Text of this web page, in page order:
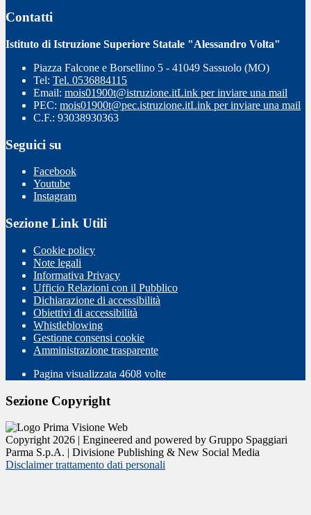
Contatti
Istituto di Istruzione Superiore Statale "Alessandro Volta"
Piazza Falcone e Borsellino 5 - 41049 Sassuolo (MO)
Tel: Tel. 0536884115
Email: mois01900t@istruzione.itLink per inviare una mail
PEC: mois01900t@pec.istruzione.itLink per inviare una mail
C.F.: 93038930363
Seguici su
Facebook
Youtube
Instagram
Sezione Link Utili
Cookie policy
Note legali
Informativa Privacy
Ufficio Relazioni con il Pubblico
Dichiarazione di accessibilità
Obiettivi di accessibilità
Whistleblowing
Gestione consensi cookie
Amministrazione trasparente
Pagina visualizzata 4608 volte
Sezione Copyright
Copyright 2026 | Engineered and powered by Gruppo Spaggiari
Parma S.p.A. | Divisione Publishing & New Social Media
Disclaimer trattamento dati personali